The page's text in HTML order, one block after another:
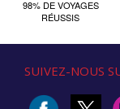
98% DE VOYAGES
RÉUSSIS
SUIVEZ-NOUS